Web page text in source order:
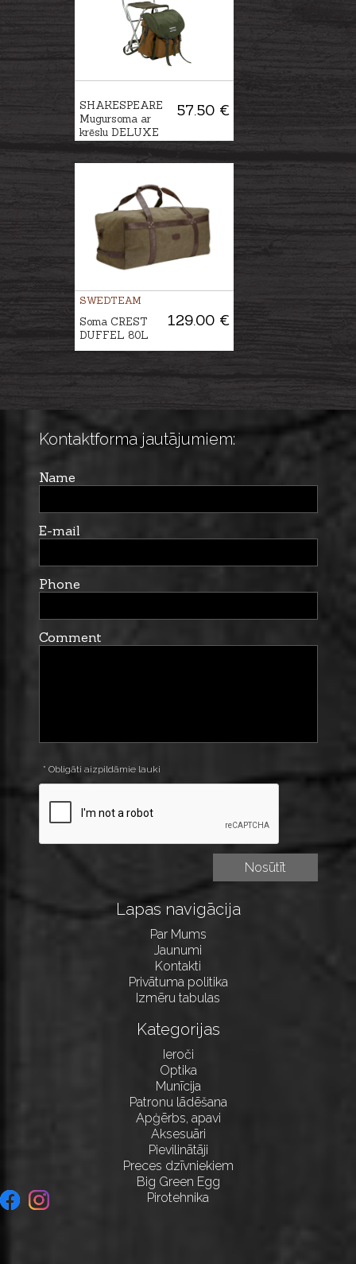
57.50 €
SHAKESPEARE
Mugursoma ar
krēslu DELUXE
SWEDTEAM
129.00 €
Soma CREST
DUFFEL 80L
Kontaktforma jautājumiem:
Name
E-mail
Phone
Comment
* Obligāti aizpildāmie lauki
Lapas navigācija
Par Mums
Jaunumi
Kontakti
Privātuma politika
Izmēru tabulas
Kategorijas
Ieroči
Optika
Munīcija
Patronu lādēšana
Apģērbs, apavi
Aksesuāri
Pievilinātāji
Preces dzīvniekiem
Big Green Egg
Pirotehnika